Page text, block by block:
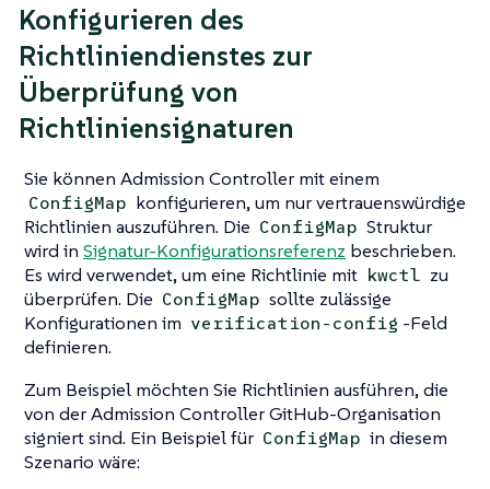
Konfigurieren des
Richtliniendienstes zur
Überprüfung von
Richtliniensignaturen
Sie können Admission Controller mit einem
ConfigMap konfigurieren, um nur vertrauenswürdige
Richtlinien auszuführen. Die ConfigMap Struktur
wird in Signatur-Konfigurationsreferenz beschrieben.
Es wird verwendet, um eine Richtlinie mit kwctl zu
überprüfen. Die ConfigMap sollte zulässige
Konfigurationen im verification-config -Feld
definieren.
Zum Beispiel möchten Sie Richtlinien ausführen, die
von der Admission Controller GitHub-Organisation
signiert sind. Ein Beispiel für ConfigMap in diesem
Szenario wäre: